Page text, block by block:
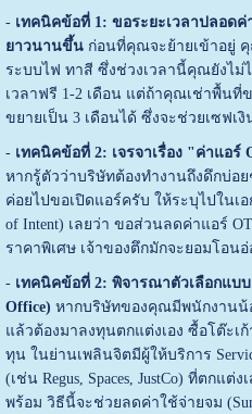
- เทคนิคข้อที่ 1: ขอระยะเวลาปลอดค่
ยาวนานขึ้นก่อนที่คุณจะย้ายเข้าอยู่ คุ
ระบบไฟ ทาสี ซึ่งช่วงเวลานี้คุณยังไม่
เวลาฟรี 1-2 เดือน แต่ถ้าคุณเช่าพื้น
ขยายเป็น 3 เดือนได้ ซึ่งจะช่วยเซฟเ
- เทคนิคข้อที่ 2: เจรจาเรื่อง "ค่าแอ
หากรู้ตัวว่าบริษัทต้องทำงานถึงดึกบ่อ
ค่อยไปขอเปิดแอร์ครับ ให้ระบุไปในเ
of Intent) เลยว่า ขอส่วนลดค่าแอร์
ราคาพิเศษ เจ้าของตึกมักจะยอมโอน
- เทคนิคข้อที่ 2: พิจารณาตัวเลือกแบ
Office) หากบริษัทของคุณมีพนักงานน้
แล้วต้องมาลงทุนตกแต่งเอง ซื้อโต๊ะเ
ทุน ในย่านเพลินจิตมีผู้ให้บริการ
(เช่น Regus, Spaces, JustCo) ที่ตกแ
พร้อม วิธีนี้จะช่วยลดค่าใช้จ่ายจม